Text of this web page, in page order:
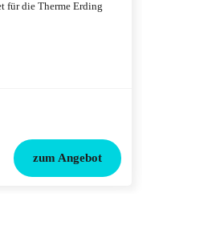
für die Therme Erding
zum Angebot